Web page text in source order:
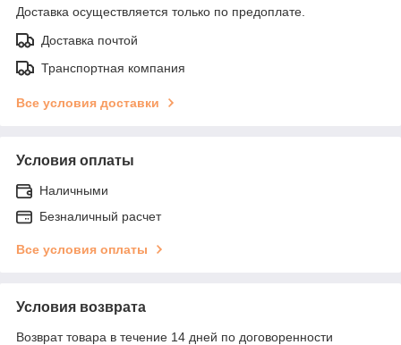
Доставка осуществляется только по предоплате.
Доставка почтой
Транспортная компания
Все условия доставки
Условия оплаты
Наличными
Безналичный расчет
Все условия оплаты
Условия возврата
Возврат товара в течение 14 дней по договоренности